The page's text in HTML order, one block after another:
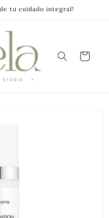
tu cuidado integral!
Cart